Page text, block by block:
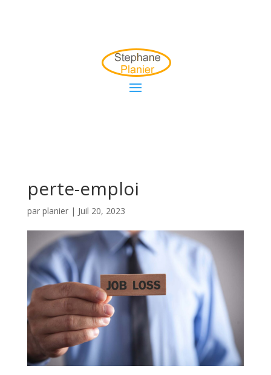
perte-emploi
par planier| Juil 20, 2023